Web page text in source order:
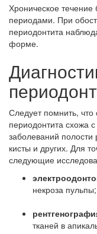
Хроническое
периодами. При
периодонтита
форме.
Следует помнить, что
периодонтита схожа
заболеваний полости
кисты и других. Для
следующие
некроза пульпы;
тканей в